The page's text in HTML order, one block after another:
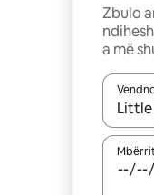
Zbulo
a më
Kur